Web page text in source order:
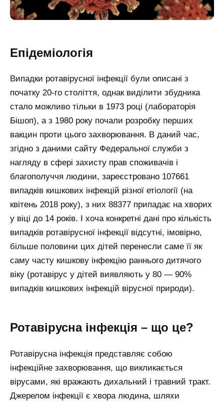
Епідеміологія
Випадки ротавірусної інфекції були описані з
початку 20-го століття, однак виділити збудника
стало можливо тільки в 1973 році (лабораторія
Бішоп), а з 1980 року почали розробку перших
вакцин проти цього захворювання. В даний час,
згідно з даними сайту Федеральної служби з
нагляду в сфері захисту прав споживачів і
благополуччя людини, зареєстровано 107661
випадків кишкових інфекцій різної етіології (на
квітень 2018 року), з них 88377 припадає на хворих
у віці до 14 років. І хоча конкретні дані про кількість
випадків ротавірусної інфекції відсутні, імовірно,
більше половини цих дітей перенесли саме її як
саму часту кишкову інфекцію раннього дитячого
віку (ротавірус у дітей виявляють у 80 — 90%
випадків кишкових інфекцій вірусної природи).
Ротавірусна інфекція – що це?
Ротавірусна інфекція представляє собою
інфекційне захворювання, що викликається
вірусами, які вражають дихальний і травний тракт.
Джерелом інфекції є хвора людина, шляхи